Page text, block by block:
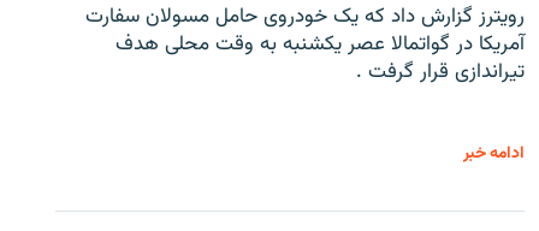
رویترز گزارش داد که یک خودروی حامل مسولان سفارت
آمریکا در گواتمالا عصر یکشنبه به وقت محلی هدف
تیراندازی قرار گرفت .
ادامه خبر